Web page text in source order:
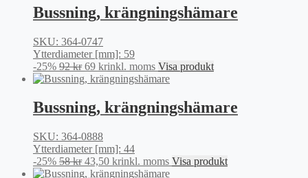
var:
57 kr.
är:
42,75 kr.
Bussning, krängningshämare
SKU: 364-0747
Ytterdiameter [mm]: 59
-25% 92kr Det
ursprungliga
var:
92 kr.
69 krDet
nuvarande
är:
69 kr.
inkl. moms Visa produkt
Bussning, krängningshämare
SKU: 364-0888
Ytterdiameter [mm]: 44
-25% 58kr Det
ursprungliga
43,50 krDet
nuvarande
inkl. moms Visa produkt